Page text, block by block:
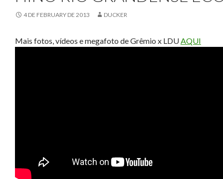
4 DE FEBRUARY DE 2013 DUCKER
Mais fotos, vídeos e megafoto de Grêmio x LDUAQUI